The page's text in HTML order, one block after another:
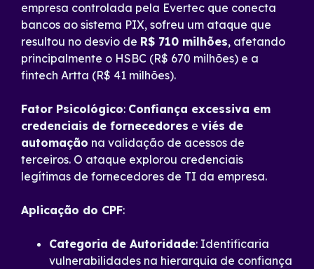
empresa controlada pela Evertec que conecta
bancos ao sistema PIX, sofreu um ataque que
resultou no desvio de R$ 710 milhões, afetando
principalmente o HSBC (R$ 670 milhões) e a
fintech Artta (R$ 41 milhões).
Fator Psicológico: Confiança excessiva em
credenciais de fornecedores e viés de
automação na validação de acessos de
terceiros. O ataque explorou credenciais
legítimas de fornecedores de TI da empresa.
Aplicação do CPF:
Categoria de Autoridade: Identificaria
vulnerabilidades na hierarquia de confiança